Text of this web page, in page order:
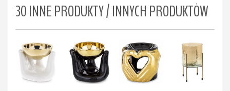
30 INNE PRODUKTY / INNYCH PRODUKTÓW